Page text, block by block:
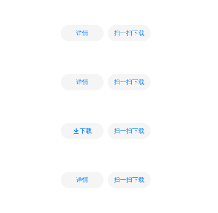
详情 扫一扫下载
详情 扫一扫下载
下载 扫一扫下载
详情 扫一扫下载